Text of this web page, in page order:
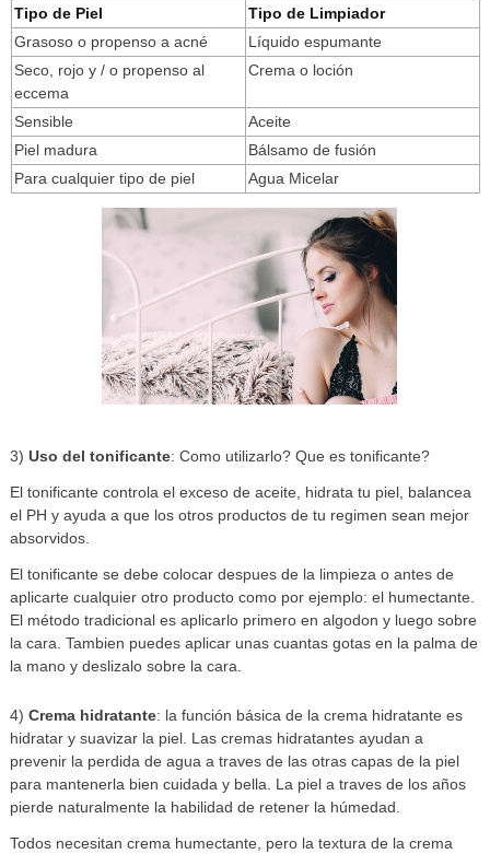
Tipo de Piel
Tipo de Limpiador
Grasoso o propenso a acné
Líquido espumante
Seco, rojo y / o propenso al
eccema
Crema o loción
Sensible
Aceite
Piel madura
Bálsamo de fusión
Para cualquier tipo de piel
Agua Micelar
3)Uso del tonificante: Como utilizarlo? Que es tonificante?
El tonificante controla el exceso de aceite, hidrata tu piel, balancea
el PH y ayuda a que los otros productos de tu regimen sean mejor
absorvidos.
El tonificante se debe colocar despues de la limpieza o antes de
aplicarte cualquier otro producto como por ejemplo: el humectante.
El método tradicional es aplicarlo primero en algodon y luego sobre
la cara. Tambien puedes aplicar unas cuantas gotas en la palma de
la mano y deslizalo sobre la cara.
4)Crema hidratante: la función básica de la crema hidratante es
hidratar y suavizar la piel. Las cremas hidratantes ayudan a
prevenir la perdida de agua a traves de las otras capas de la piel
para mantenerla bien cuidada y bella. La piel a traves de los años
pierde naturalmente la habilidad de retener la húmedad.
Todos necesitan crema humectante, pero la textura de la crema